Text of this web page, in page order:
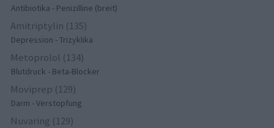
Antibiotika - Penizilline (breit)
Amitriptylin (135)
Depression - Trizyklika
Metoprolol (134)
Blutdruck - Beta-Blocker
Moviprep (129)
Darm - Verstopfung
Nuvaring (129)